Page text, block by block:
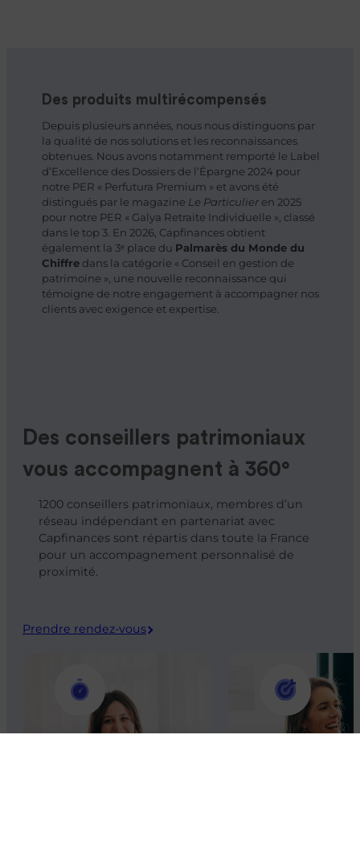
Des produits multirécompensés
Depuis plusieurs années, nous nous distinguons par
la qualité de nos solutions et les reconnaissances
obtenues. Nous avons notamment remporté le Label
d’Excellence des Dossiers de l’Épargne 2024 pour
notre PER « Perfutura Premium » et avons été
distingués par le magazine Le Particulier en 2025
pour notre PER « Galya Retraite Individuelle », classé
dans le top 3. En 2026, Capfinances obtient
également la 3ᵉ place du Palmarès du Monde du
Chiffre dans la catégorie « Conseil en gestion de
patrimoine », une nouvelle reconnaissance qui
témoigne de notre engagement à accompagner nos
clients avec exigence et expertise.
Des conseillers patrimoniaux
vous accompagnent à 360°
1200 conseillers patrimoniaux, membres d’un
réseau indépendant en partenariat avec
Capfinances sont répartis dans toute la France
pour un accompagnement personnalisé de
proximité.
Prendre rendez-vous